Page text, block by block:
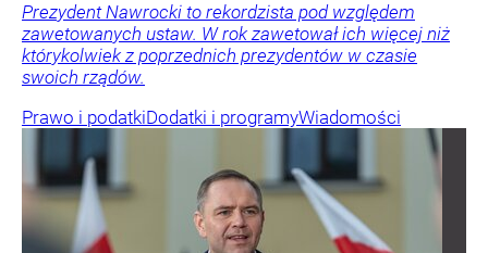
Prezydent Nawrocki to rekordzista pod względem
zawetowanych ustaw. W rok zawetował ich więcej niż
którykolwiek z poprzednich prezydentów w czasie
swoich rządów.
Prawo i podatkiDodatki i programyWiadomości